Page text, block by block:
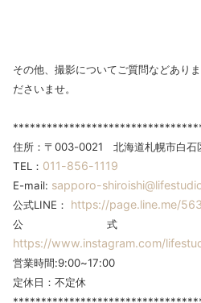
その他、撮影についてご質問などあり
ださいませ。
住所：〒003-0021 北海道札幌市白石
TEL： 011-856-1119
E-mail: sapporo-
公式LINE： https://page.line.me/
公式
https://www.instagram.com/
営業時間:9:00~17:00
定休日：不定休